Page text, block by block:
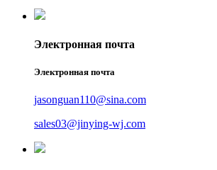
Электронная почта
Электронная почта
jasonguan110@sina.com
sales03@jinying-wj.com